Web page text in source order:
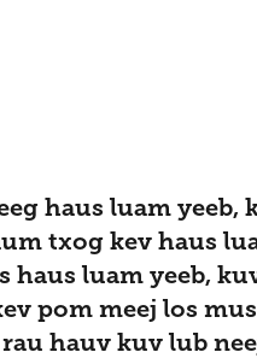
haus luam yeeb,
txog kev haus
haus luam yeeb,
pom meej los
hauv kuv lub